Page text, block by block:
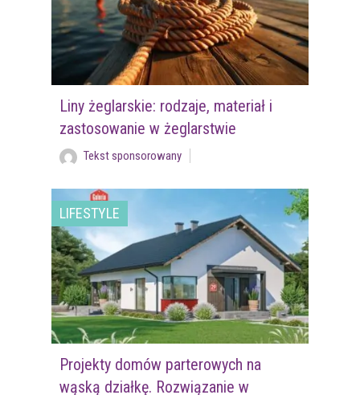
Liny żeglarskie: rodzaje, materiał i
zastosowanie w żeglarstwie
Tekst sponsorowany
LIFESTYLE
Projekty domów parterowych na
wąską działkę. Rozwiązanie w